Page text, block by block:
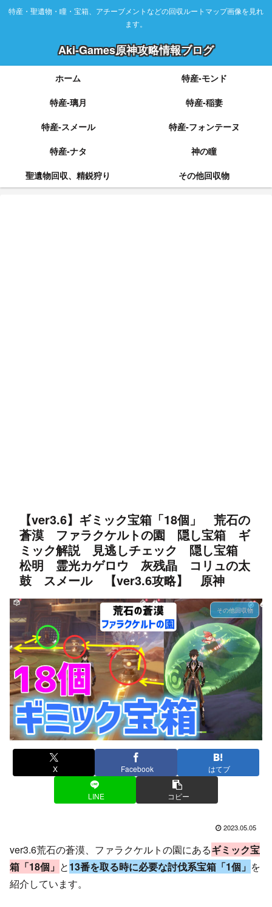
特産・聖遺物・瞳・宝箱、アチーブメントなどの回収ルートマップ画像を見れ
ます。
Aki-Games原神攻略情報ブログ
ホーム
特産-モンド
特産-璃月
特産-稲妻
特産-スメール
特産-フォンテーヌ
特産-ナタ
神の瞳
聖遺物回収、精鋭狩り
その他回収物
【ver3.6】ギミック宝箱「18個」 荒石の
蒼漠 ファラクケルトの園 隠し宝箱 ギ
ミック解説 見逃しチェック 隠し宝箱
松明 霊光カゲロウ 灰残晶 コリュの太
鼓 スメール 【ver3.6攻略】 原神
その他回収物
X Facebook はてブ
LINE コピー
2023.05.05
ver3.6荒石の蒼漠、ファラクケルトの園にあるギミック宝
箱「18個」 と13番を取る時に必要な討伐系宝箱「1個」 を
紹介しています。